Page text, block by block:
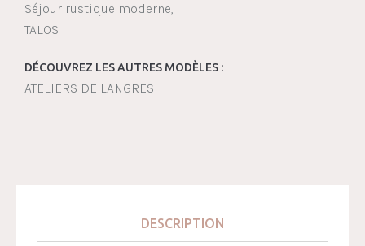
Séjour rustique moderne
TALOS
DÉCOUVREZ LES AUTRES MODÈLES :
ATELIERS DE LANGRES
DESCRIPTION